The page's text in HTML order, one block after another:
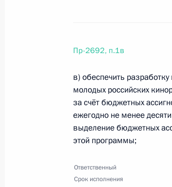
14 ноября 2017 года,
Перечень поручений
14 ноября 2017 года, 14:00
5 ноября 2017 года,
Пр-2692, п.1в
в) обеспечить
молодых российских
за счёт бюджетных
ежегодно не менее
выделение бюджетных
этой программы;
Ответственный
Срок исполнения